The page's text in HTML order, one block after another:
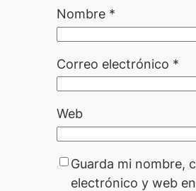
Nombre *
Correo electrónico *
Web
Guarda mi nombre,
electrónico y web